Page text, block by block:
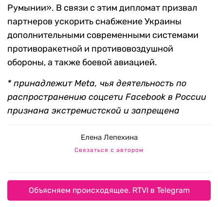
Румынии». В связи с этим дипломат призвал
партнеров ускорить снабжение Украины
дополнительными современными системами
противоракетной и противовоздушной
обороны, а также боевой авиацией.
* принадлежит Meta, чья деятельность по
распространению соцсети Facebook в России
признана экстремистской и запрещена
Елена Лепехина
Связаться с автором
Объясняем происходящее. RTVI в Telegram